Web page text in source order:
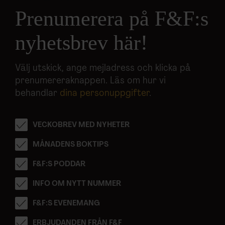
information som du har tillhandahållit eller som de har
samlat in när du har använt deras tjänster.
Prenumerera på F&F:s
nyhetsbrev här!
Välj utskick, ange mejladress och klicka på
prenumereraknappen. Läs om hur vi
behandlar dina personuppgifter.
VECKOBREV MED NYHETER
MÅNADENS BOKTIPS
F&F:S PODDAR
INFO OM NYTT NUMMER
F&F:S EVENEMANG
ERBJUDANDEN FRÅN F&F